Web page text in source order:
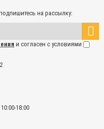
на рассылку:
и согласен с условиями
18:00